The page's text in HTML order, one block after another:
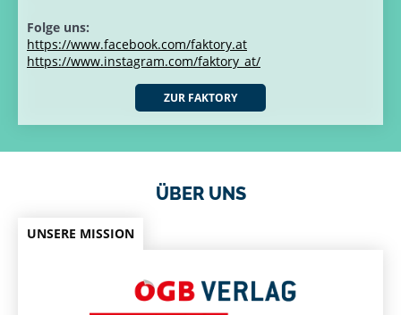
Folge uns:
https://www.facebook.com/faktory.at
https://www.instagram.com/faktory_at/
ZUR FAKTORY
ÜBER UNS
UNSERE MISSION